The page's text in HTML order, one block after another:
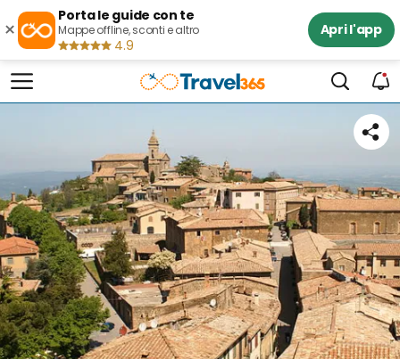
×
Porta le guide con te
Mappe offline, sconti e altro
4.9
Apri l'app